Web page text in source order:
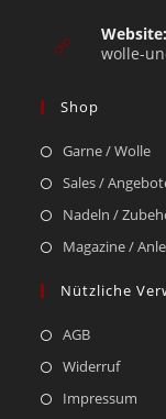
Website:
wolle-
Shop
Garne / Wolle
Sales /
Nadeln /
Magazine /
Nützliche
AGB
Widerruf
Impressum